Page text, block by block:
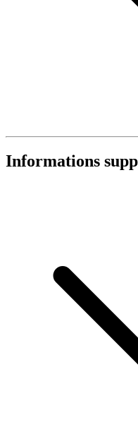
Informations